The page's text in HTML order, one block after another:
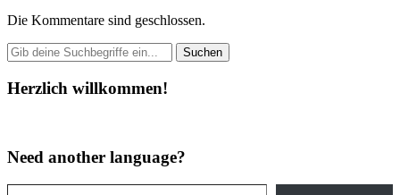
Die Kommentare sind geschlossen.
Herzlich willkommen!
Need another language?
Gib deine E-Mail-Adresse ein ...